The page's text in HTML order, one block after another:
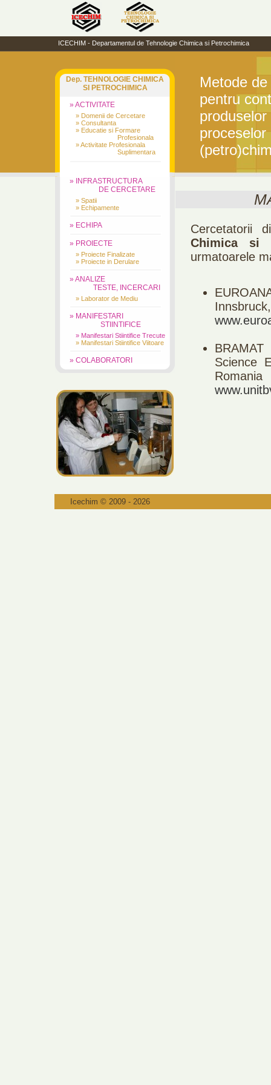
ICECHIM - Departamentul de Tehnologie Chimica si Petrochimica
Dep. TEHNOLOGIE CHIMICA
SI PETROCHIMICA
» ACTIVITATE
» Domenii de Cercetare
» Consultanta
» Educatie si Formare
Profesionala
» Activitate Profesionala
Suplimentara
Metode
pentru
produselor
proceselor
» INFRASTRUCTURA
DE CERCETARE
» Spatii
» Echipamente
» ECHIPA
» PROIECTE
» Proiecte Finalizate
» Proiecte in Derulare
» ANALIZE
TESTE, INCERCARI
» Laborator de Mediu
» MANIFESTARI
STIINTIFICE
» Manifestari Stiintifice Trecute
» Manifestari Stiintifice Viitoare
» COLABORATORI
Cercetatorii
Chimica si
urmatoarele
Science
Romania
Icechim © 2009 - 2026